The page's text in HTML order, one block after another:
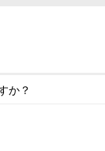
か？
が目安です。なる